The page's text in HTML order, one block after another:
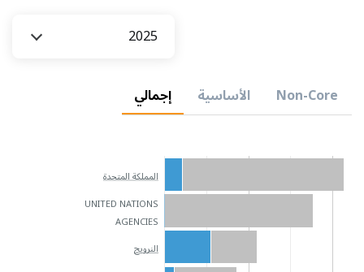
2025
إجمالي الأساسية Non-Core
المملكة المتحدة
UNITED NATIONS
AGENCIES
النرويج